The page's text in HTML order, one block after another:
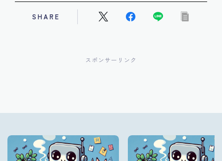
SHARE
スポンサーリンク